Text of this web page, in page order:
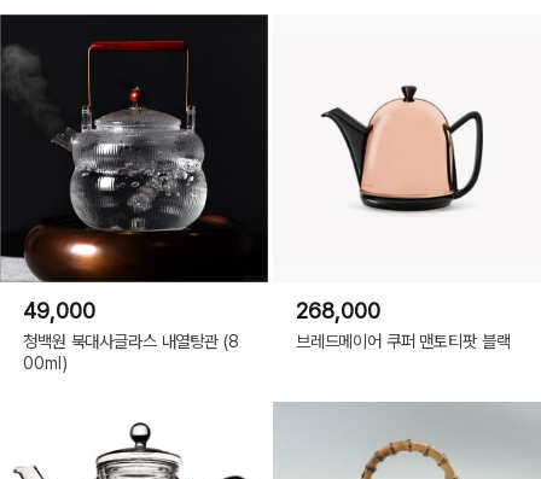
49,000
청백원 북대사글라스 내열탕관 (8
00ml)
268,000
브레드메이어 쿠퍼 맨토티팟 블랙